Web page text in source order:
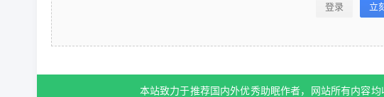
登录 立
本站致力于推荐国内外优秀助眠作者，网站所有内容